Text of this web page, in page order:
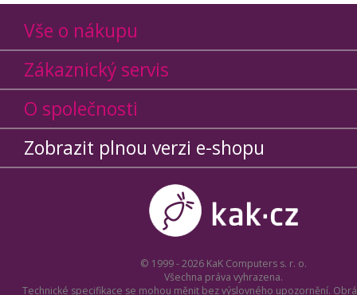
Vše o nákupu
Zákaznický servis
O společnosti
Zobrazit plnou verzi e-shopu
© 1999 - 2026 KaK Computers s. r. o.
Všechna práva vyhrazena.
Technické specifikace se mohou měnit bez výslovného upozornění.